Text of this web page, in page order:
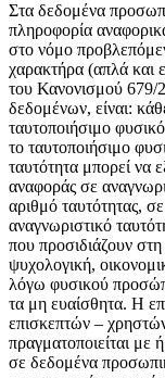
Στα δεδομένα
πληροφορία
στο νόμο
χαρακτήρα (απλά και
του Κανονισμού 679/
δεδομένων, είναι:
ταυτοποιήσιμο
το ταυτοποιήσιμο
ταυτότητα μπορεί να
αναφοράς σε
αριθμό ταυτότητας,
αναγνωριστικό
που προσιδιάζουν
ψυχολογική,
λόγω φυσικού
τα μη ευαίσθητα. Η
επισκεπτών –
πραγματοποιείται
σε δεδομένα